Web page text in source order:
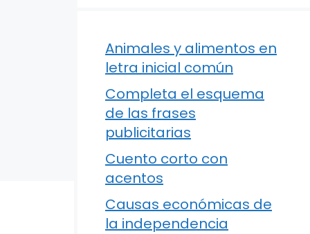
Animales y alimentos en
letra inicial común
Completa el esquema
de las frases
publicitarias
Cuento corto con
acentos
Causas económicas de
la independencia